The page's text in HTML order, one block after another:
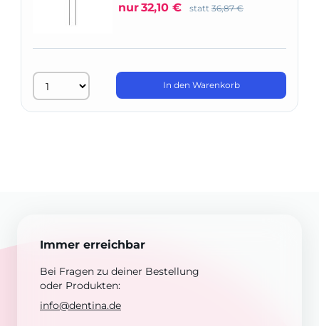
nur32,10 € statt 36,87 €
In den Warenkorb
Immer erreichbar
Bei Fragen zu deiner Bestellung
oder Produkten:
info@dentina.de